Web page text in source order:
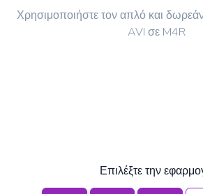
Χρησιμοποιήστε τον απλό και
AVI σε M4R
Επιλέξτε την